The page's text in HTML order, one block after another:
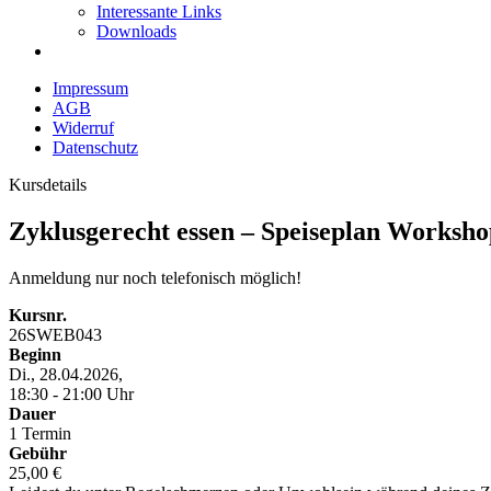
Interessante Links
Downloads
Impressum
AGB
Widerruf
Datenschutz
Kursdetails
Zyklusgerecht essen – Speiseplan
Anmeldung nur noch telefonisch möglich!
Kursnr.
26SWEB043
Beginn
Di., 28.04.2026,
18:30 - 21:00 Uhr
Dauer
1 Termin
Gebühr
25,00 €